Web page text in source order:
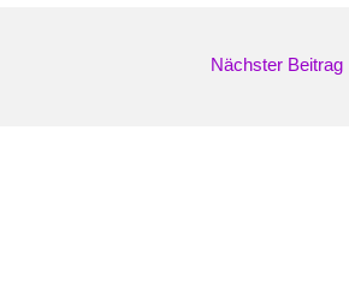
Nächster Beitrag